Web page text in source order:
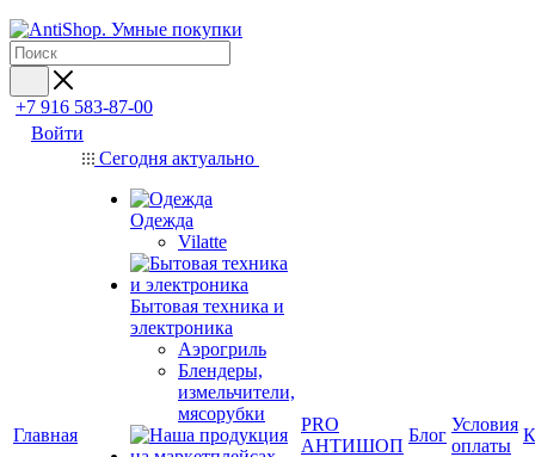
+7 916 583-87-00
Войти
Главная
Сегодня актуально
Одежда
Vilatte
Бытовая техника и
электроника
Аэрогриль
Блендеры,
измельчители,
мясорубки
PRO
АНТИШОП
Блог
Условия
оплаты